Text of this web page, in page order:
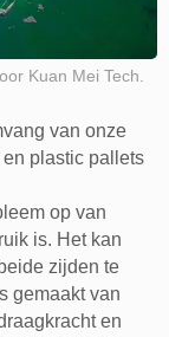
Kuan Mei Tech.
van onze
plastic pallets
op van
is. Het kan
zijden te
gemaakt van
en